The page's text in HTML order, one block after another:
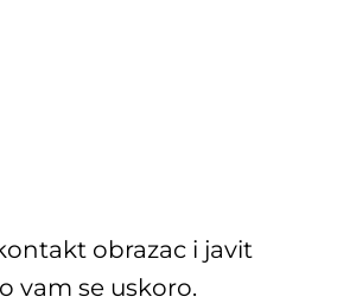
obrazac i javit
vam se uskoro.